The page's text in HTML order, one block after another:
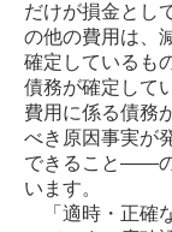
だけが損金とし
の他の費用は、
確定しているも
債務が確定して
費用に係る債務
べき原因事実が
できること――
います。
「適時・正確